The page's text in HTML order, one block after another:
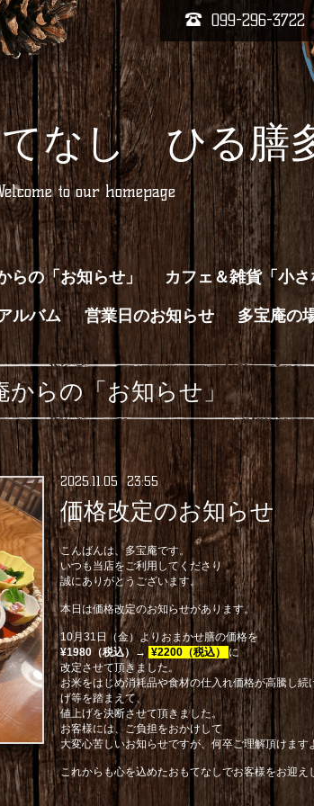
099-296-3722
なし ひる膳
to our homepage
らの「お知らせ」
カフェ＆雑貨「小さ
ルバム 営業日のお知らせ 多宝庵の
からの「お知らせ」
2025.11.05 23:55
価格改定のお知らせ
こんばんは、多宝庵です。
いつも当店をご利用してくださり
誠にありがとうございます。
本日は価格改定のお知らせがあります。
10月31日（金）よりおまかせ膳の価格を
¥1980（税込）→¥2200（税込） に
改定させて頂きました。
お米をはじめ消耗品や食材の仕入れ価格が高騰し
げ等を踏まえて、
値上げを決断させて頂きました。
お客様には、ご負担をおかけして
大変心苦しいお知らせですが、何卒ご理解頂けます
これからも心を込めたおもてなしでお客様をお迎え